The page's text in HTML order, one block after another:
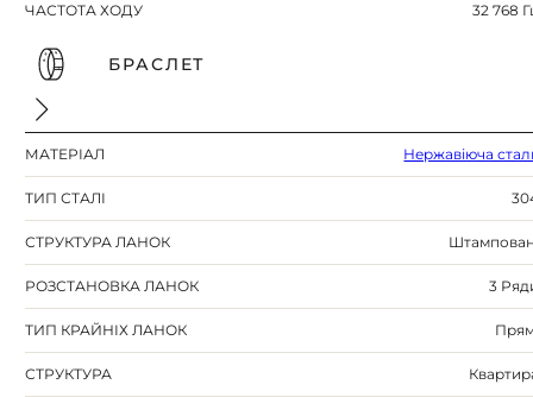
ЧАСТОТА ХОДУ 32 768
БРАСЛЕТ
МАТЕРІАЛ Нержавіюча
ТИП СТАЛІ
СТРУКТУРА ЛАНОК
РОЗСТАНОВКА ЛАНОК 3
ТИП КРАЙНІХ ЛАНОК
СТРУКТУРА